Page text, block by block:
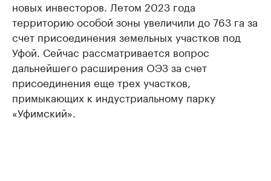
новых инвесторов. Летом 2023 года
территорию особой зоны увеличили до 763 га за
счет присоединения земельных участков под
Уфой. Сейчас рассматривается вопрос
дальнейшего расширения ОЭЗ за счет
присоединения еще трех участков,
примыкающих к индустриальному парку
«Уфимский».